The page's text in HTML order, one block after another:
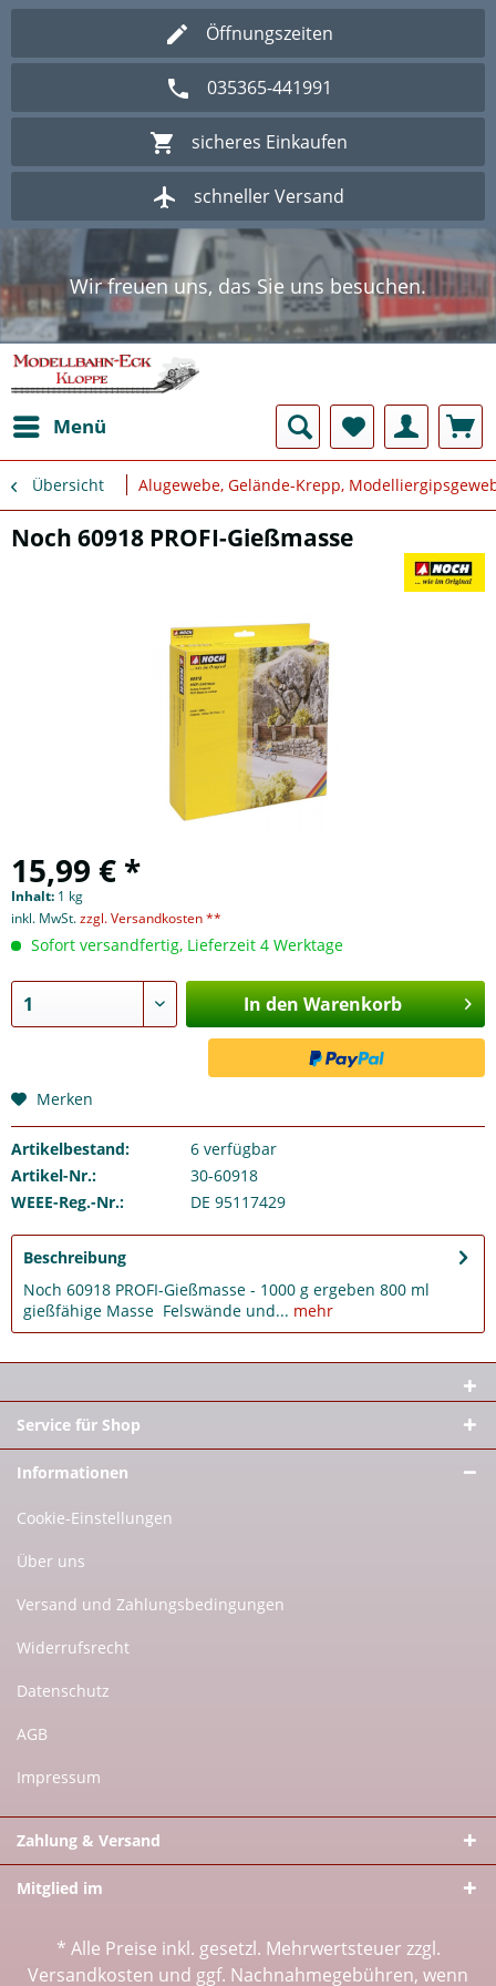
Öffnungszeiten
035365-441991
sicheres Einkaufen
schneller Versand
Wir freuen uns, das Sie uns besuchen.
Herzlich Willkommen im Onlineshop
Modellbahn - Eck Kloppe.
Wir freuen uns, das Sie uns besuchen.
Herzlich Willkommen im Onlineshop
Modellbahn - Eck Kloppe.
Menü
Übersicht Alugewebe, Gelände-Krepp,
Noch 60918 PROFI-Gießmasse
15,99 € *
Inhalt: 1 kg
inkl. MwSt.zzgl. Versandkosten **
Sofort versandfertig, Lieferzeit 4 Werktage
In den Warenkorb
Merken
Artikelbestand: 6verfügbar
Artikel-Nr.:
30-60918
WEEE-Reg.-Nr.:
DE 95117429
Beschreibung
Noch 60918 PROFI-Gießmasse - 1000 g ergeben 800 ml
gießfähige Masse Felswände und... mehr
Service für Shop
Informationen
Cookie-Einstellungen
Über uns
Versand und Zahlungsbedingungen
Widerrufsrecht
Datenschutz
AGB
Impressum
Zahlung & Versand
Mitglied im
* Alle Preise inkl. gesetzl. Mehrwertsteuer zzgl.
Versandkosten und ggf. Nachnahmegebühren, wenn